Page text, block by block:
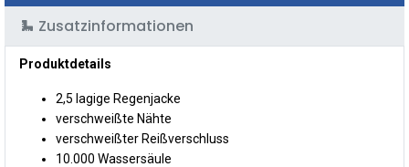
Zusatzinformationen
Produktdetails
2,5 lagige Regenjacke
verschweißte Nähte
verschweißter Reißverschluss
10.000 Wassersäule